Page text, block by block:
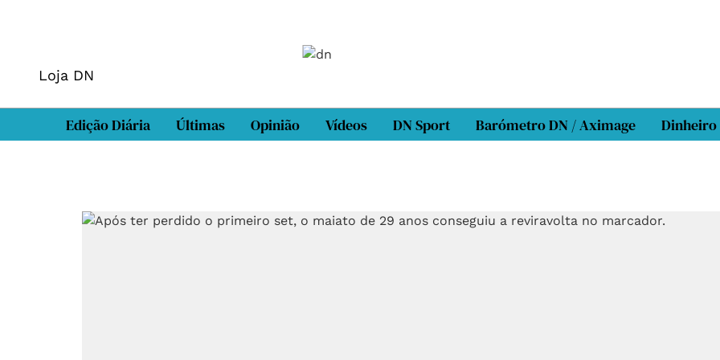
Loja DN
Edição Diária Últimas Opinião Vídeos DN Sport Barómetro DN / Aximage Dinheiro